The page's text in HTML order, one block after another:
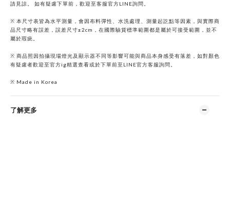
請見諒。 如有疑慮下單前，歡迎至客服官方LINE詢問。
※ 本尺寸表皆為水平測量，會因布料彈性、水洗處理、測量起訖點等因素，與實際商
品尺寸略有誤差，誤差尺寸±2cm，在國際驗貨標準範圍都是屬於可接受範圍，並不
屬於瑕疵。
※ 商品照因拍攝現場燈光及顯示器不同等影響可能與商品本身感受有落差，如對顏色
有疑慮者歡迎至官方ig精選查看或於下單前至LINE官方客服詢問。
※ Made in Korea
了解更多